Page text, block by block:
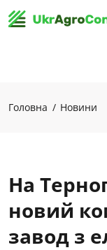
Головна Новини
На
новий
завод з